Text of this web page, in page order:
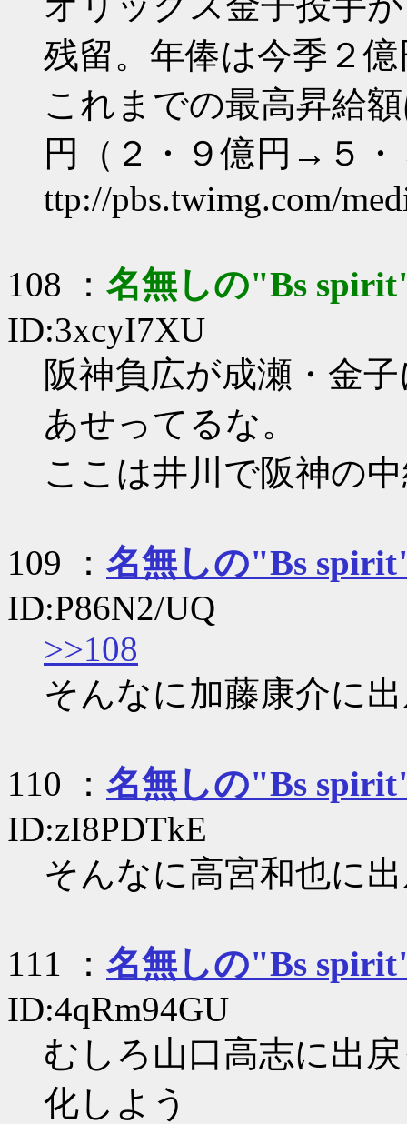
残留。年俸は今季２
これまでの最高昇給
円（２・９億円→５
ttp://pbs.twimg.com/
108 ： 名無しの"Bs
ID:3xcyI7XU
阪神負広が成瀬・金
あせってるな。
ここは井川で阪神の
109 ： 名無しの"Bs
ID:P86N2/UQ
>>108
そんなに加藤康介に
110 ： 名無しの"Bs
ID:zI8PDTkE
そんなに高宮和也に
111 ： 名無しの"Bs
ID:4qRm94GU
むしろ山口高志に出
化しよう